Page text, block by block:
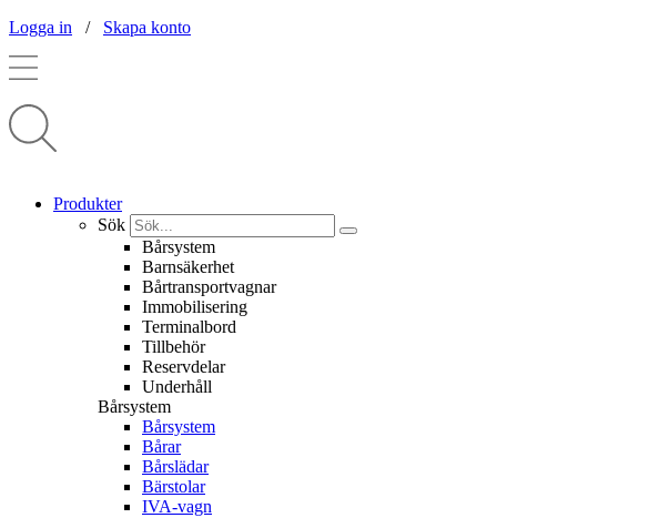
Logga in / Skapa konto
Produkter
Sök
Bårsystem
Barnsäkerhet
Bårtransportvagnar
Immobilisering
Terminalbord
Tillbehör
Reservdelar
Underhåll
Bårsystem
Bårsystem
Bårar
Bårslädar
Bärstolar
IVA-vagn